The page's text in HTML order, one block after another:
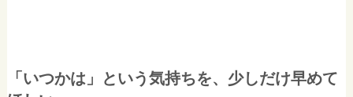
「いつかは」という気持ちを、少しだけ早めて